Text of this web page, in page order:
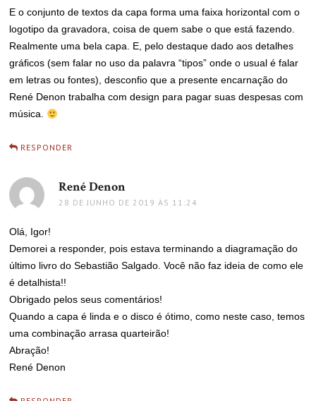
E o conjunto de textos da capa forma uma faixa horizontal com o
logotipo da gravadora, coisa de quem sabe o que está fazendo.
Realmente uma bela capa. E, pelo destaque dado aos detalhes
gráficos (sem falar no uso da palavra “tipos” onde o usual é falar
em letras ou fontes), desconfio que a presente encarnação do
René Denon trabalha com design para pagar suas despesas com
música.
RESPONDER
René Denon
28 DE JUNHO DE 2019 ÀS 11:24
Olá, Igor!
Demorei a responder, pois estava terminando a diagramação do
último livro do Sebastião Salgado. Você não faz ideia de como ele
é detalhista!!
Obrigado pelos seus comentários!
Quando a capa é linda e o disco é ótimo, como neste caso, temos
uma combinação arrasa quarteirão!
Abração!
René Denon